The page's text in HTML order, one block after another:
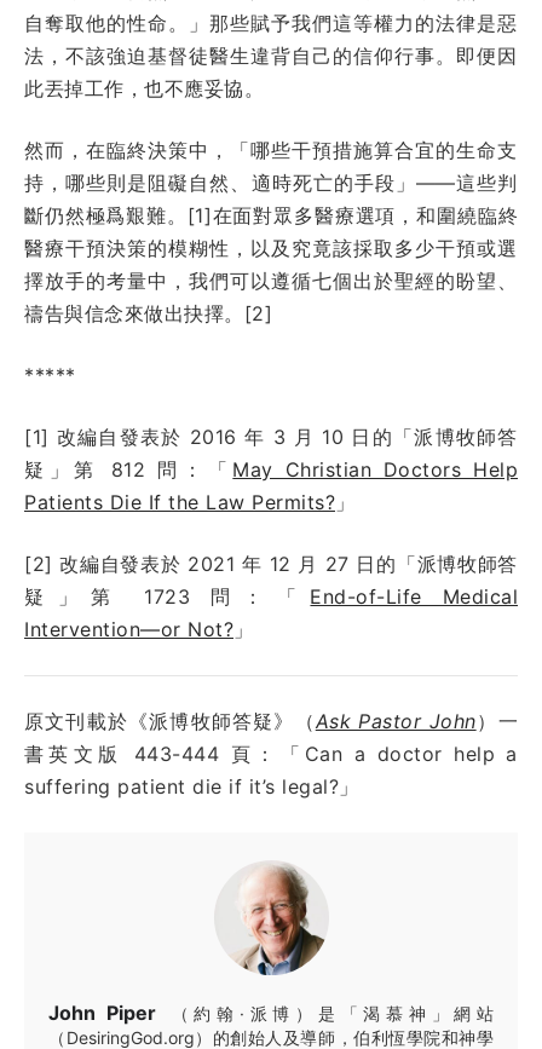
自奪取他的性命。」那些賦予我們這等權力的法律是惡
法，不該強迫基督徒醫生違背自己的信仰行事。即便因
此丟掉工作，也不應妥協。
然而，在臨終決策中，「哪些干預措施算合宜的生命支
持，哪些則是阻礙自然、適時死亡的手段」——這些判
斷仍然極爲艱難。[1]在面對眾多醫療選項，和圍繞臨終
醫療干預決策的模糊性，以及究竟該採取多少干預或選
擇放手的考量中，我們可以遵循七個出於聖經的盼望、
禱告與信念來做出抉擇。[2]
*****
[1] 改編自發表於 2016 年 3 月 10 日的「派博牧師答
疑」第 812 問：「 May Christian Doctors Help
Patients Die If the Law Permits? 」
[2] 改編自發表於 2021 年 12 月 27 日的「派博牧師答
疑」第 1723 問：「 End-of-Life Medical
Intervention—or Not? 」
原文刊載於《派博牧師答疑》（Ask Pastor John）一
書英文版 443-444 頁：「Can a doctor help a
suffering patient die if it’s legal?」
John Piper
（約翰·派博）是「渴慕神」網站
（DesiringGod.org）的創始人及導師，伯利恆學院和神學